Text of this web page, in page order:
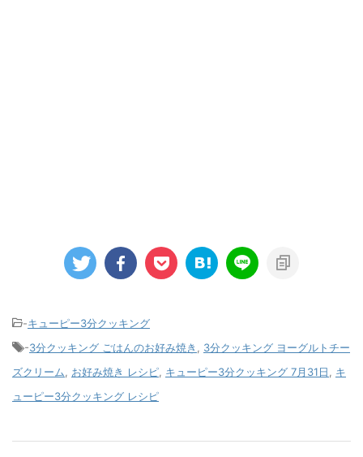
-キューピー3分クッキング
-3分クッキング ごはんのお好み焼き
3分クッキング ヨーグルトチー
ズクリーム
お好み焼き レシピ キューピー3分クッキング 7月31日
キ
ューピー3分クッキング レシピ